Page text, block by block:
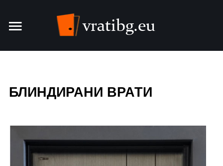
За фирмата
Контакти
БЛИНДИРАНИ ВРАТИ